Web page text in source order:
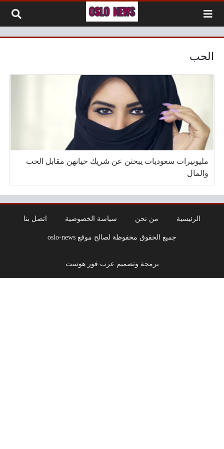
الحب
مليونيرات سعوديات يبحثن عن شريك حياتهن مقابل الحب
والمال
الرئيسية من نحن سياسة الخصوصية اتصل بنا
جميع الحقوق محفوظة لصالح موقع oslo-news
برمجة وتصميم عرب فور هوست